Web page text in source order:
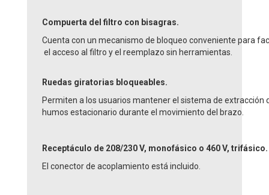
Compuerta del filtro con bisagras.
Cuenta con un mecanismo de bloqueo conveniente para
el acceso al filtro y el reemplazo sin herramientas.
Ruedas giratorias bloqueables.
Permiten a los usuarios mantener el sistema de extracción
humos estacionario durante el movimiento del brazo.
Receptáculo de 208/230 V, monofásico o 460 V, trifásico.
El conector de acoplamiento está incluido.